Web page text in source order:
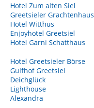
Hotel Zum alten Siel
Greetsieler Grachtenhaus
Hotel Witthus
Enjoyhotel Greetsiel
Hotel Garni Schatthaus
Hotel Greetsieler Börse
Gulfhof Greetsiel
Deichglück
Lighthouse
Alexandra